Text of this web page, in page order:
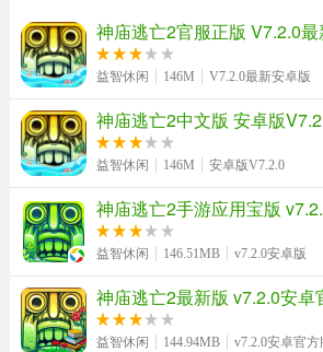
神庙逃亡2官服正版 V7.2.0最
益智休闲 146M V7.2.0最新安卓版
神庙逃亡2中文版 安卓版
益智休闲 146M 安卓版V7.2.0
神庙逃亡2手游应用宝版
益智休闲 146.51MB v7.2.0安卓版
神庙逃亡2最新版 v7.2.0安卓
益智休闲 144.94MB v7.2.0安卓官方